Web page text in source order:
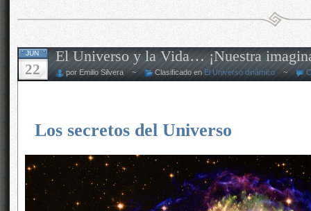
JUN
22
El Universo y la Vida… ¡Nuestra
por Emilio Silvera ~ Clasificado en El Universo dinámico~
Los secretos del Universo